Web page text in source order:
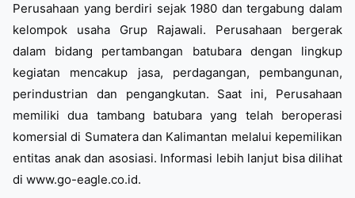
Perusahaan yang berdiri sejak 1980 dan tergabung dalam
kelompok usaha Grup Rajawali. Perusahaan bergerak
dalam bidang pertambangan batubara dengan lingkup
kegiatan mencakup jasa, perdagangan, pembangunan,
perindustrian dan pengangkutan. Saat ini, Perusahaan
memiliki dua tambang batubara yang telah beroperasi
komersial di Sumatera dan Kalimantan melalui kepemilikan
entitas anak dan asosiasi. Informasi lebih lanjut bisa dilihat
di www.go-eagle.co.id.